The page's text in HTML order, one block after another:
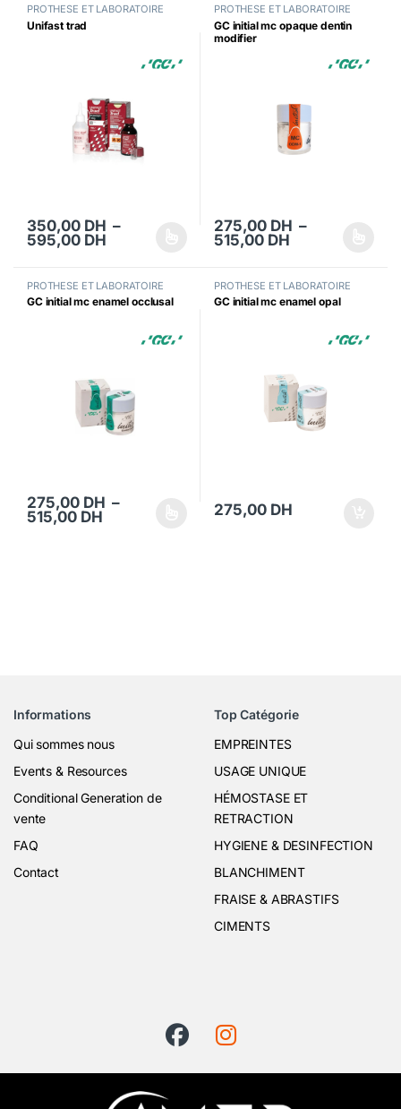
PROTHESE ET LABORATOIRE
Unifast trad
350,00 DH –
595,00 DHPlage de prix : 350,00 DH à 595,00 DH
Ce produit a plusieurs variations. Les options peuvent être
PROTHESE ET LABORATOIRE
GC initial mc opaque dentin
modifier
275,00 DH –
515,00 DHPlage de prix :
Ce produit a plusieurs
PROTHESE ET LABORATOIRE
GC initial mc enamel occlusal
275,00 DH –
515,00 DHPlage de prix : 275,00 DH à 515,00 DH
Ce produit a plusieurs variations. Les options peuvent être
PROTHESE ET LABORATOIRE
GC initial mc enamel opal
275,00 DH
Informations
Qui sommes nous
Events & Resources
Conditional Generation de
vente
FAQ
Contact
Top Catégorie
EMPREINTES
USAGE UNIQUE
HÉMOSTASE ET
RETRACTION
HYGIENE & DESINFECTION
BLANCHIMENT
FRAISE & ABRASTIFS
CIMENTS